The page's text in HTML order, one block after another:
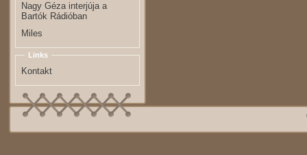
Nagy Géza interjúja a
Bartók Rádióban
Miles
Links
Kontakt